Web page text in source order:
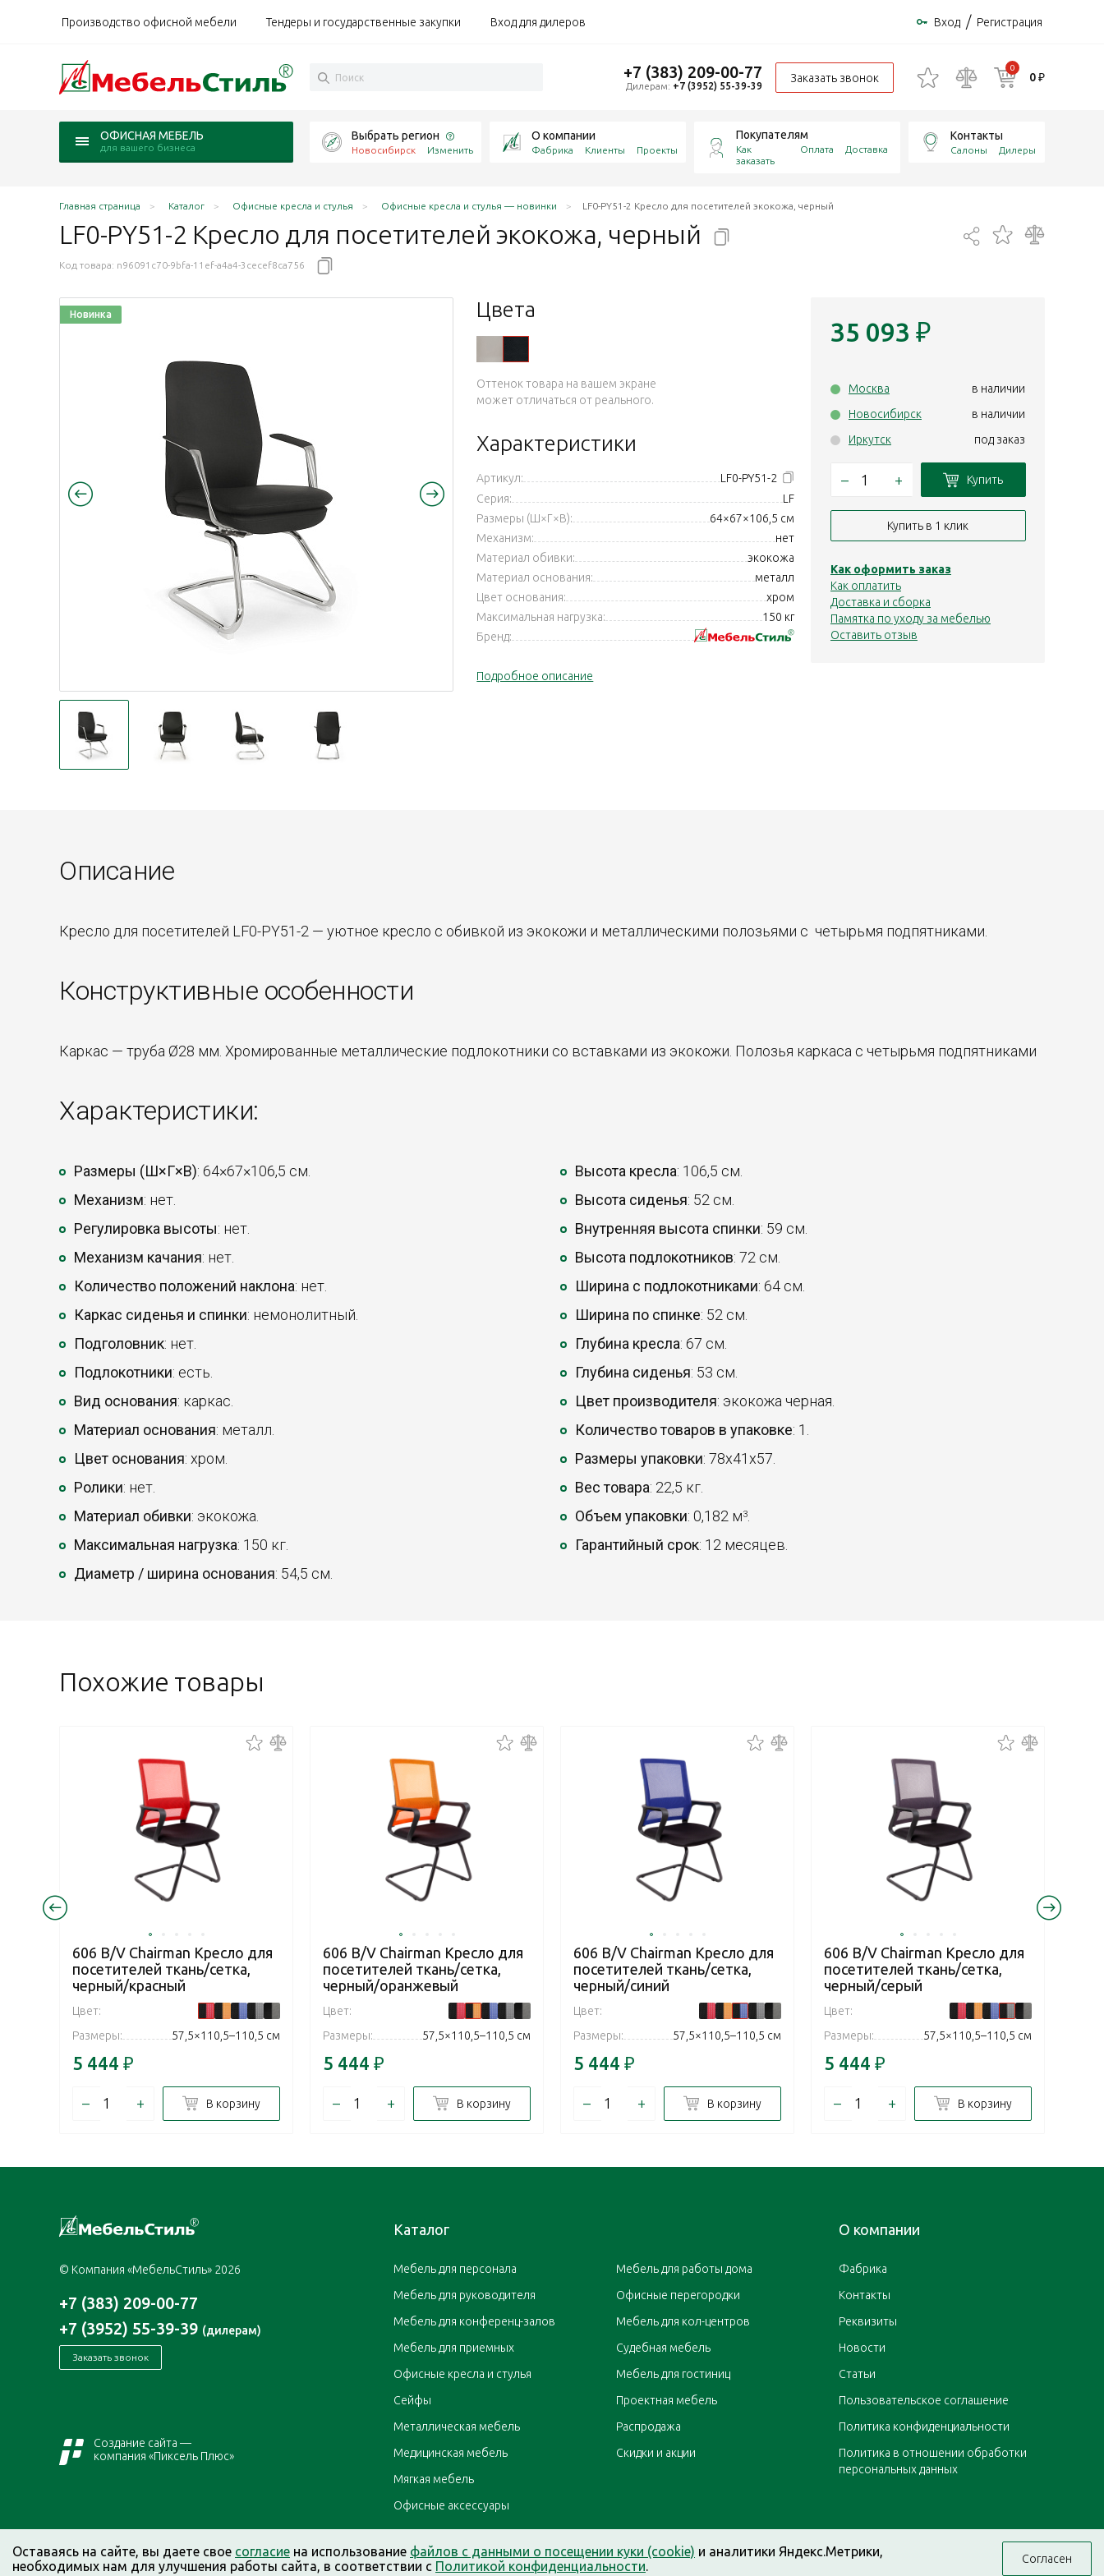
Производство офисной мебели Тендеры и государственные закупки Вход для дилеров Вход / Регистрация
+7 (383) 209-00-77
Дилерам: +7 (3952) 55-39-39
Заказать звонок
0
0 ₽
ОФИСНАЯ МЕБЕЛЬ
для вашего бизнеса
Выбрать регион
Новосибирск Изменить
О компании
Фабрика Клиенты Проекты
Покупателям
Как
заказать
Оплата Доставка
Контакты
Салоны Дилеры
Главная страница Каталог Офисные кресла и стулья Офисные кресла и стулья — новинки LF0-PY51-2 Кресло для посетителей экокожа, черный
LF0-PY51-2 Кресло для посетителей экокожа, черный
Код товара: n96091c70-9bfa-11ef-a4a4-3cecef8ca756
Новинка Цвета
Оттенок товара на вашем экране
может отличаться от реального.
Характеристики
Артикул:
LF0-PY51-2
Серия:
LF
Размеры (Ш×Г×В):
64×67×106,5 см
Механизм:
нет
Материал обивки:
экокожа
Материал основания:
металл
Цвет основания:
хром
Максимальная нагрузка:
150 кг
Бренд:
Подробное описание
35 093 ₽
Москва
в наличии
Новосибирск
в наличии
Иркутск
под заказ
– + Купить
Купить в 1 клик
Как оформить заказ
Как оплатить
Доставка и сборка
Памятка по уходу за мебелью
Оставить отзыв
Описание
Кресло для посетителей LF0-PY51-2 — уютное кресло с обивкой из экокожи и металлическими полозьями с четырьмя подпятниками.
Конструктивные особенности
Каркас — труба Ø28 мм. Хромированные металлические подлокотники со вставками из экокожи. Полозья каркаса с четырьмя подпятниками
Характеристики:
Размеры (Ш×Г×В): 64×67×106,5 см.
Механизм: нет.
Регулировка высоты: нет.
Механизм качания: нет.
Количество положений наклона: нет.
Каркас сиденья и спинки: немонолитный.
Подголовник: нет.
Подлокотники: есть.
Вид основания: каркас.
Материал основания: металл.
Цвет основания: хром.
Ролики: нет.
Материал обивки: экокожа.
Максимальная нагрузка: 150 кг.
Диаметр / ширина основания: 54,5 см.
Высота кресла: 106,5 см.
Высота сиденья: 52 см.
Внутренняя высота спинки: 59 см.
Высота подлокотников: 72 см.
Ширина с подлокотниками: 64 см.
Ширина по спинке: 52 см.
Глубина кресла: 67 см.
Глубина сиденья: 53 см.
Цвет производителя: экокожа черная.
Количество товаров в упаковке: 1.
Размеры упаковки: 78x41x57.
Вес товара: 22,5 кг.
Объем упаковки: 0,182 м3
Гарантийный срок: 12 месяцев.
Похожие товары
606 В/V Chairman Кресло для
посетителей ткань/сетка,
черный/красный
Цвет:
Размеры:
57,5×110,5–110,5 см
5 444 ₽
– + В корзину
606 В/V Chairman Кресло для
посетителей ткань/сетка,
черный/оранжевый
Цвет:
Размеры:
57,5×110,5–110,5 см
5 444 ₽
– + В корзину
606 В/V Chairman Кресло для
посетителей ткань/сетка,
черный/синий
Цвет:
Размеры:
57,5×110,5–110,5 см
5 444 ₽
– + В корзину
606 В/V Chairman Кресло для
посетителей ткань/сетка,
черный/серый
Цвет:
Размеры:
57,5×110,5–110,5 см
5 444 ₽
– + В корзину
© Компания «МебельСтиль» 2026
+7 (383) 209-00-77
+7 (3952) 55-39-39 (дилерам)
Заказать звонок
Создание сайта —
компания «Пиксель Плюс»
Каталог
Мебель для персонала
Мебель для руководителя
Мебель для конференц-залов
Мебель для приемных
Офисные кресла и стулья
Сейфы
Металлическая мебель
Медицинская мебель
Мягкая мебель
Офисные аксессуары
Мебель для работы дома
Офисные перегородки
Мебель для кол-центров
Судебная мебель
Мебель для гостиниц
Проектная мебель
Распродажа
Скидки и акции
О компании
Фабрика
Контакты
Реквизиты
Новости
Статьи
Пользовательское соглашение
Политика конфиденциальности
Политика в отношении обработки
персональных данных
Оставаясь на сайте, вы даете свое согласие на использование файлов с данными о посещении куки (cookie) и аналитики Яндекс.Метрики,
необходимых нам для улучшения работы сайта, в соответствии с Политикой конфиденциальности. Согласен